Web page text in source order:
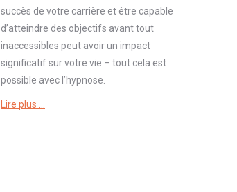
succès de votre carrière et être capable
d’atteindre des objectifs avant tout
inaccessibles peut avoir un impact
significatif sur votre vie – tout cela est
possible avec l’hypnose.
Lire plus …